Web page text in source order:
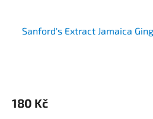
Sanford's Extract Jamaica
180 Kč